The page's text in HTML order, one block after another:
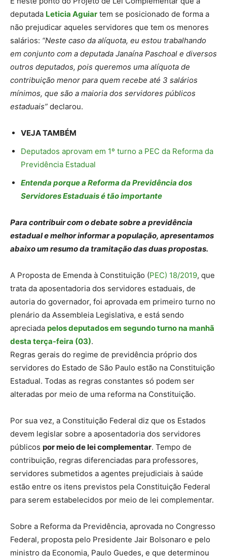
deputada Leticia Aguiar tem se posicionado de forma a
não prejudicar aqueles servidores que tem os menores
salários: “Neste caso da alíquota, eu estou trabalhando
em conjunto com a deputada Janaína Paschoal e diversos
outros deputados, pois queremos uma alíquota de
contribuição menor para quem recebe até 3 salários
mínimos, que são a maioria dos servidores públicos
estaduais” declarou.
VEJA TAMBÉM
Deputados aprovam em 1º turno a PEC da Reforma da
Previdência Estadual
Entenda porque a Reforma da Previdência dos
Servidores Estaduais é tão importante
Para contribuir com o debate sobre a previdência
estadual e melhor informar a população, apresentamos
abaixo um resumo da tramitação das duas propostas.
A Proposta de Emenda à Constituição (PEC) 18/2019, que
trata da aposentadoria dos servidores estaduais, de
autoria do governador, foi aprovada em primeiro turno no
plenário da Assembleia Legislativa, e está sendo
apreciada pelos deputados em segundo turno na manhã
desta terça-feira (03).
Regras gerais do regime de previdência próprio dos
servidores do Estado de São Paulo estão na Constituição
Estadual. Todas as regras constantes só podem ser
alteradas por meio de uma reforma na Constituição.
Por sua vez, a Constituição Federal diz que os Estados
devem legislar sobre a aposentadoria dos servidores
públicos por meio de lei complementar. Tempo de
contribuição, regras diferenciadas para professores,
servidores submetidos a agentes prejudiciais à saúde
estão entre os itens previstos pela Constituição Federal
para serem estabelecidos por meio de lei complementar.
Sobre a Reforma da Previdência, aprovada no Congresso
Federal, proposta pelo Presidente Jair Bolsonaro e pelo
ministro da Economia, Paulo Guedes, e que determinou